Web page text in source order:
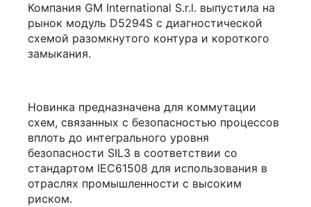
Компания GM International S.r.l. выпустила на
рынок модуль D5294S с диагностической
схемой разомкнутого контура и короткого
замыкания.
Новинка предназначена для коммутации
схем, связанных с безопасностью процессов
вплоть до интегрального уровня
безопасности SIL3 в соответствии со
стандартом IEC61508 для использования в
отраслях промышленности с высоким
риском.